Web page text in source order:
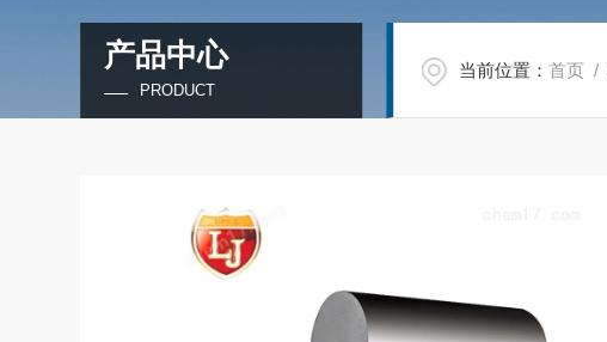
产品中心
PRODUCT
当前位置：首页 /